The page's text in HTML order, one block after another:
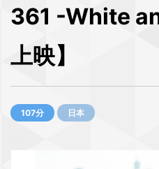
361 -White
上映】
107分 日本